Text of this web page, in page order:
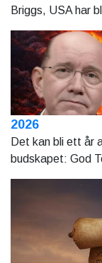
Briggs, USA har
2026
Det kan bli ett år
budskapet: God